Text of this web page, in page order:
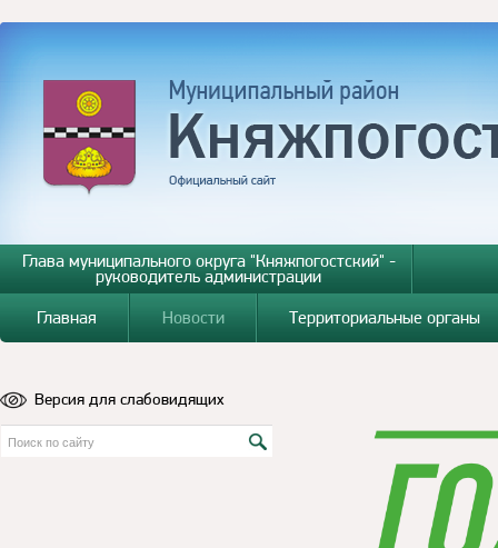
Глава муниципального округа "Княжпогостский" -
руководитель администрации
Главная
Новости Территориальные органы
Версия для слабовидящих